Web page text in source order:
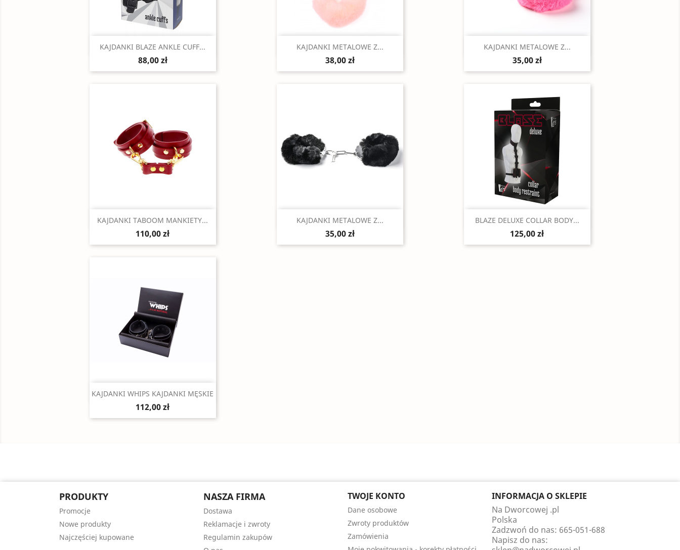
Szybki podgląd
KAJDANKI BLAZE ANKLE CUFF...
88,00 zł
Szybki podgląd
KAJDANKI METALOWE Z...
38,00 zł
Szybki podgląd
KAJDANKI METALOWE Z...
35,00 zł
Szybki podgląd
KAJDANKI TABOOM MANKIETY...
110,00 zł
Szybki podgląd
KAJDANKI METALOWE Z...
35,00 zł
Szybki podgląd
BLAZE DELUXE COLLAR BODY...
125,00 zł
Szybki podgląd
KAJDANKI WHIPS KAJDANKI MĘSKIE
112,00 zł
PRODUKTY
Promocje
Nowe produkty
Najczęściej kupowane
NASZA FIRMA
Dostawa
Reklamacje i zwroty
Regulamin zakupów
TWOJE KONTO
Dane osobowe
Zwroty produktów
Zamówienia
INFORMACJA O SKLEPIE
Na Dworcowej .pl
Polska
Zadzwoń do nas: 665-051-688
Napisz do nas: